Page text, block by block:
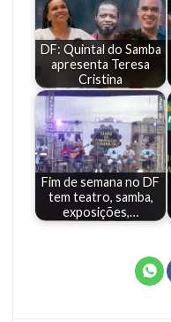
DF: Quintal do Samba
apresenta Teresa
Cristina
Fim de semana no DF
tem teatro, samba,
exposições,…